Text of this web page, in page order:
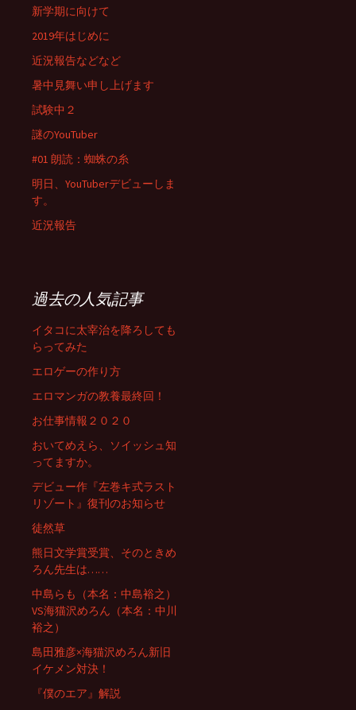
新学期に向けて
2019年はじめに
近況報告などなど
暑中見舞い申し上げます
試験中２
謎のYouTuber
#01 朗読：蜘蛛の糸
明日、YouTuberデビューしま
す。
近況報告
過去の人気記事
イタコに太宰治を降ろしても
らってみた
エロゲーの作り方
エロマンガの教養最終回！
お仕事情報２０２０
おいてめえら、ソイッシュ知
ってますか。
デビュー作『左巻キ式ラスト
リゾート』復刊のお知らせ
徒然草
熊日文学賞受賞、そのときめ
ろん先生は……
中島らも（本名：中島裕之）
VS海猫沢めろん（本名：中川
裕之）
島田雅彦×海猫沢めろん新旧
イケメン対決！
『僕のエア』解説